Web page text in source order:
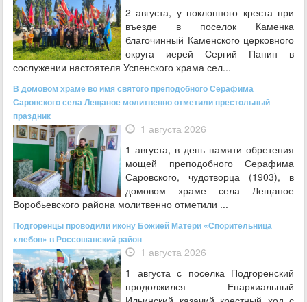
2 августа, у поклонного креста при
въезде в поселок Каменка
благочинный Каменского церковного
округа иерей Сергий Папин в
сослужении настоятеля Успенского храма сел...
В домовом храме во имя святого преподобного Серафима
Саровского села Лещаное молитвенно отметили престольный
праздник
1 августа 2026
1 августа, в день памяти обретения
мощей преподобного Серафима
Саровского, чудотворца (1903), в
домовом храме села Лещаное
Воробьевского района молитвенно отметили ...
Подгоренцы проводили икону Божией Матери «Спорительница
хлебов» в Россошанский район
1 августа 2026
1 августа с поселка Подгоренский
продолжился Епархиальный